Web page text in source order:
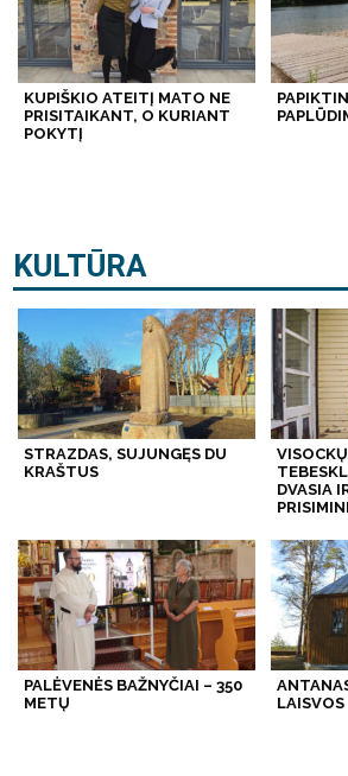
KUPIŠKIO ATEITĮ MATO NE
PRISITAIKANT, O KURIANT
POKYTĮ
KULTŪRA
STRAZDAS, SUJUNGĘS DU
KRAŠTUS
DVASIA
PALĖVENĖS BAŽNYČIAI – 350
METŲ